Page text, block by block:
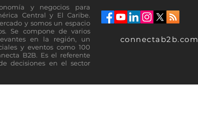
y negocios para
Central y El Caribe.
y somos un espacio
Se compone de varios
en la región, un
y eventos como 100
B2B. Es el referente
decisiones en el sector
connectab2b.com